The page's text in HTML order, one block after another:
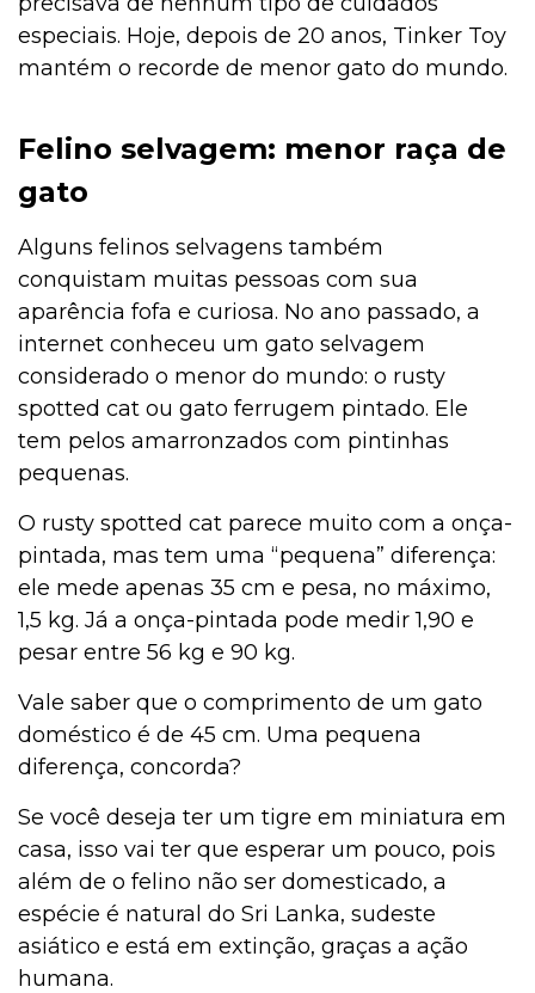
especiais. Hoje, depois de 20 anos, Tinker Toy
mantém o recorde de menor gato do mundo.
Felino selvagem: menor raça de
gato
Alguns felinos selvagens também
conquistam muitas pessoas com sua
aparência fofa e curiosa. No ano passado, a
internet conheceu um gato selvagem
considerado o menor do mundo: o rusty
spotted cat ou gato ferrugem pintado. Ele
tem pelos amarronzados com pintinhas
pequenas.
O rusty spotted cat parece muito com a onça-
pintada, mas tem uma “pequena” diferença:
ele mede apenas 35 cm e pesa, no máximo,
1,5 kg. Já a onça-pintada pode medir 1,90 e
pesar entre 56 kg e 90 kg.
Vale saber que o comprimento de um gato
doméstico é de 45 cm. Uma pequena
diferença, concorda?
Se você deseja ter um tigre em miniatura em
casa, isso vai ter que esperar um pouco, pois
além de o felino não ser domesticado, a
espécie é natural do Sri Lanka, sudeste
asiático e está em extinção, graças a ação
humana.